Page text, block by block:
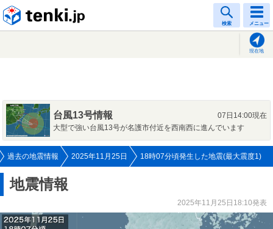
検索 メニュー
現在地
台風13号情報
07日14:00現在
大型で強い台風13号が名護市付近を西南西に進んでいます
過去の地震情報 2025年11月25日 18時07分頃発生した地震(最大震度1)
地震情報
2025年11月25日18:10発表